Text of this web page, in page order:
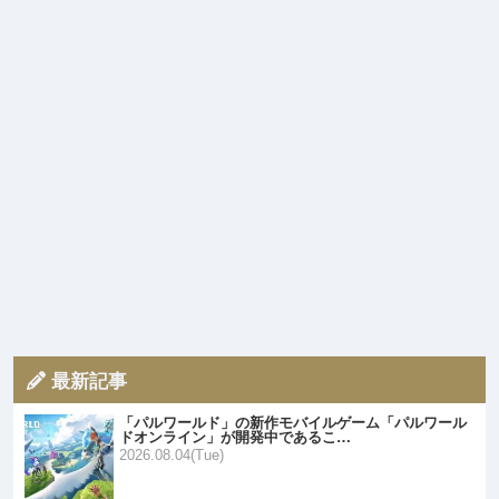
最新記事
「パルワールド」の新作モバイルゲーム「パルワール
ドオンライン」が開発中であるこ…
2026.08.04(Tue)